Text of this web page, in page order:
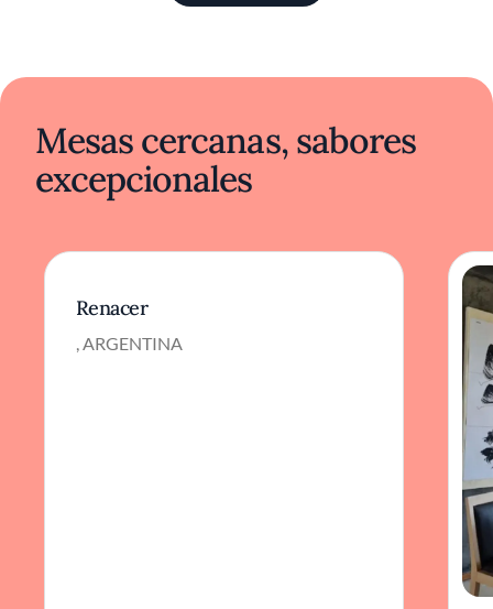
Mesas cercanas, sabores
excepcionales
Renacer
, ARGENTINA